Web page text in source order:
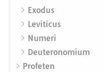
Exodus
Leviticus
Numeri
Deuteronomium
Profeten